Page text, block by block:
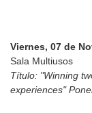
Viernes, 07 de
Sala Multiusos
Título: "Winning
experiences"